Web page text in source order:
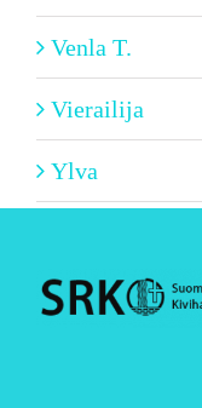
Venla T.
Vierailija
Ylva